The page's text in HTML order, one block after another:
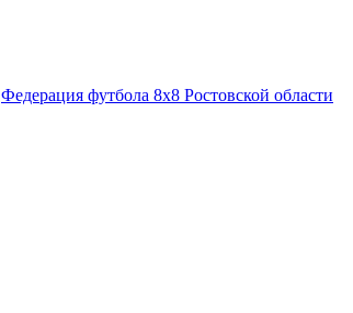
Федерация футбола 8x8 Ростовской области